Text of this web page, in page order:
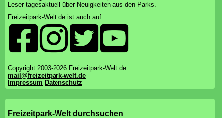
Leser tagesaktuell über Neuigkeiten aus den Parks.
Freizeitpark-Welt.de ist auch auf:
Copyright 2003-2026 Freizeitpark-Welt.de
mail@freizeitpark-welt.de
Impressum Datenschutz
Freizeitpark-Welt durchsuchen